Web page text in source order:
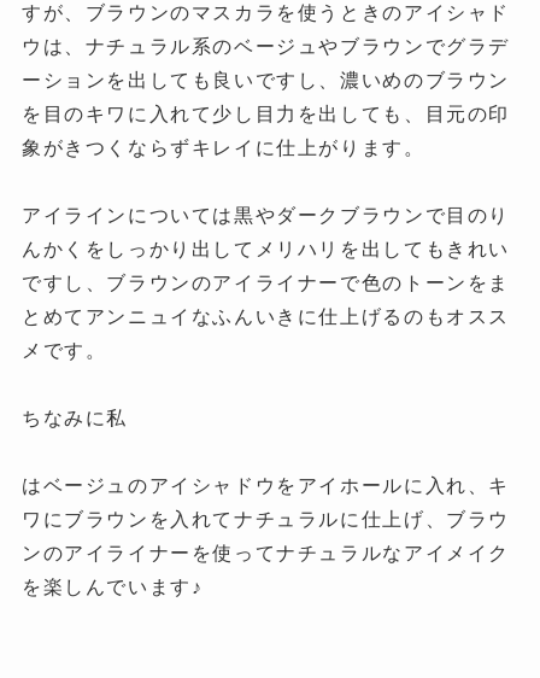
すが、ブラウンのマスカラを使うときのアイシャド
ウは、ナチュラル系のベージュやブラウンでグラデ
ーションを出しても良いですし、濃いめのブラウン
を目のキワに入れて少し目力を出しても、目元の印
象がきつくならずキレイに仕上がります。
アイラインについては黒やダークブラウンで目のり
んかくをしっかり出してメリハリを出してもきれい
ですし、ブラウンのアイライナーで色のトーンをま
とめてアンニュイなふんいきに仕上げるのもオスス
メです。
ちなみに私
はベージュのアイシャドウをアイホールに入れ、キ
ワにブラウンを入れてナチュラルに仕上げ、ブラウ
ンのアイライナーを使ってナチュラルなアイメイク
を楽しんでいます♪